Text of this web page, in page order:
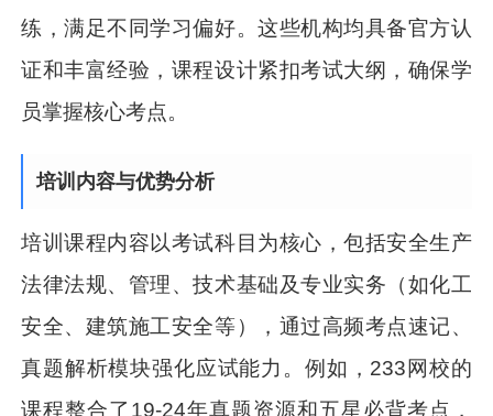
练，满足不同学习偏好。这些机构均具备官方认
证和丰富经验，课程设计紧扣考试大纲，确保学
员掌握核心考点。
培训内容与优势分析
培训课程内容以考试科目为核心，包括安全生产
法律法规、管理、技术基础及专业实务（如化工
安全、建筑施工安全等），通过高频考点速记、
真题解析模块强化应试能力。例如，233网校的
课程整合了19-24年真题资源和五星必背考点，